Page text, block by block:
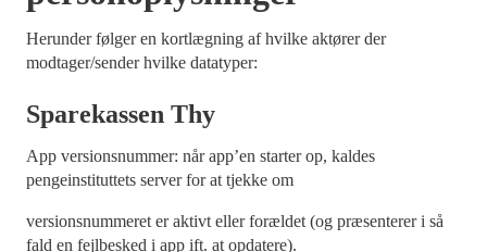
Herunder følger en kortlægning af hvilke aktører der
modtager/sender hvilke datatyper:
Sparekassen Thy
App versionsnummer: når app’en starter op, kaldes
pengeinstituttets server for at tjekke om
versionsnummeret er aktivt eller forældet (og præsenterer i så
fald en fejlbesked i app ift. at opdatere).